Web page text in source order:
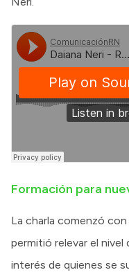
Formación para
La charla comenzó
permitió relevar el
interés de quienes se